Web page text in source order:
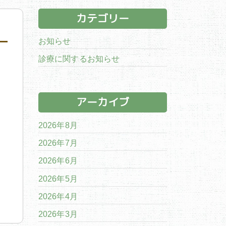
カテゴリー
お知らせ
診療に関するお知らせ
アーカイブ
2026年8月
2026年7月
2026年6月
2026年5月
2026年4月
2026年3月